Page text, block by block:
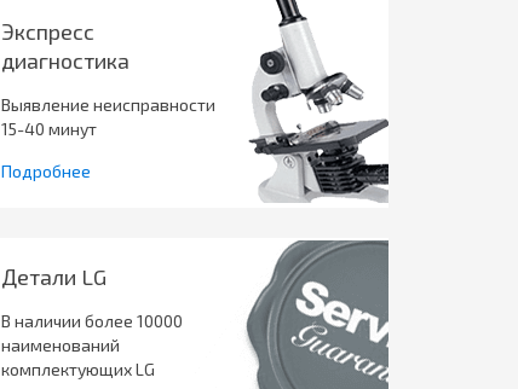
Экспресс
диагностика
Выявление неисправности
15-40 минут
Подробнее
Детали LG
В наличии более 10000
наименований
комплектующих LG